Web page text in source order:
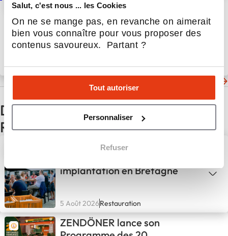
Salut, c'est nous ... les Cookies
On ne se mange pas, en revanche on aimerait
bien vous connaître pour vous proposer des
contenus savoureux. Partant ?
Tout autoriser
Personnaliser
Refuser
28 Oct 2025Actualités
D'autres actualités du secteur
Restauration
Beer’s Corner poursuit son
implantation en Bretagne
5 Août 2026Restauration
ZENDÖNER lance son